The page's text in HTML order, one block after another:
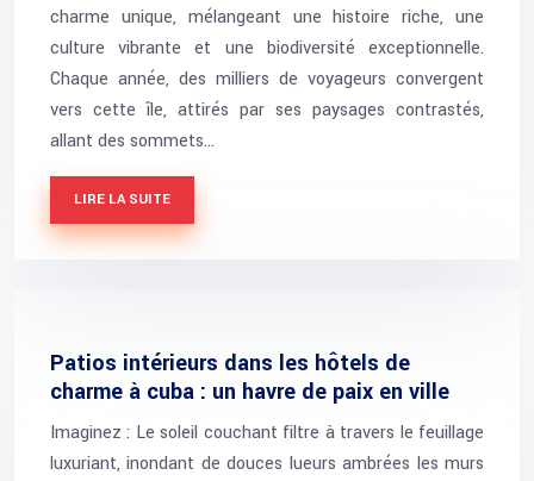
charme unique, mélangeant une histoire riche, une
culture vibrante et une biodiversité exceptionnelle.
Chaque année, des milliers de voyageurs convergent
vers cette île, attirés par ses paysages contrastés,
allant des sommets…
LIRE LA SUITE
Patios intérieurs dans les hôtels de
charme à cuba : un havre de paix en ville
Imaginez : Le soleil couchant filtre à travers le feuillage
luxuriant, inondant de douces lueurs ambrées les murs